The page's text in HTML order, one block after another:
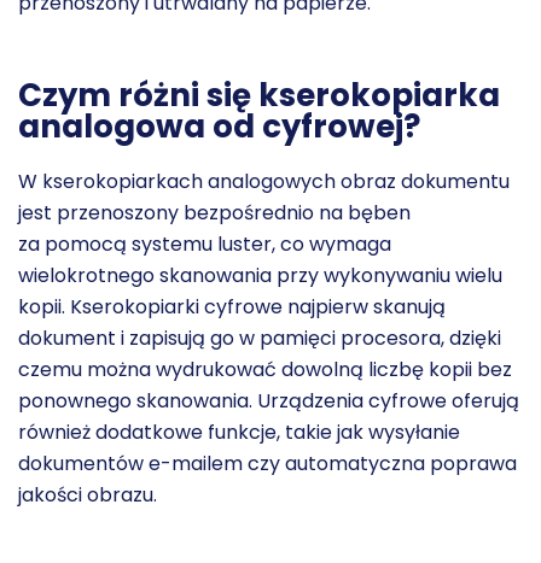
Czym różni się kserokopiarka
analogowa od cyfrowej?
W kserokopiarkach analogowych obraz dokumentu
jest przenoszony bezpośrednio na bęben
za pomocą systemu luster, co wymaga
wielokrotnego skanowania przy wykonywaniu wielu
kopii. Kserokopiarki cyfrowe najpierw skanują
dokument i zapisują go w pamięci procesora, dzięki
czemu można wydrukować dowolną liczbę kopii bez
ponownego skanowania. Urządzenia cyfrowe oferują
również dodatkowe funkcje, takie jak wysyłanie
dokumentów e-mailem czy automatyczna poprawa
jakości obrazu.